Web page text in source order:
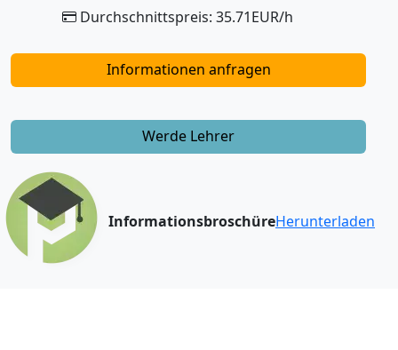
Durchschnittspreis: 35.71EUR/h
Informationen anfragen
Werde Lehrer
InformationsbroschüreHerunterladen